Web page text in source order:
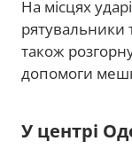
На місцях
рятувальники
також
допомоги
У центрі